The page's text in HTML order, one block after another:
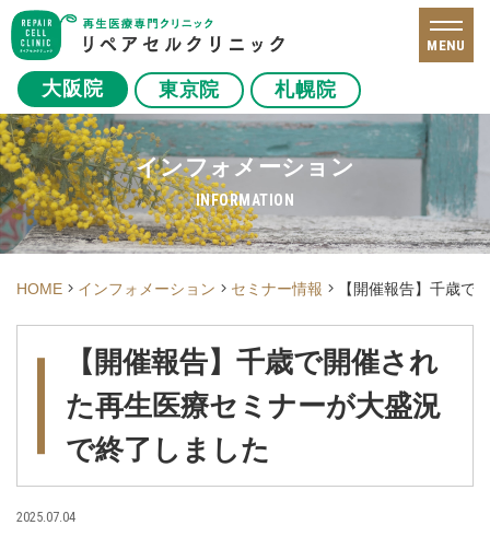
大阪院 東京院 札幌院
MENU
インフォメーション
INFORMATION
HOME インフォメーション セミナー情報 【開催報告】千歳で
【開催報告】千歳で開催され
た再生医療セミナーが大盛況
で終了しました
2025.07.04